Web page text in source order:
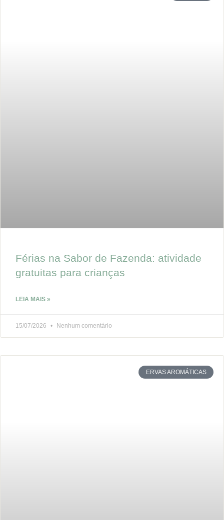
Férias na Sabor de Fazenda: atividade
gratuitas para crianças
LEIA MAIS »
15/07/2026 Nenhum comentário
ERVAS AROMÁTICAS